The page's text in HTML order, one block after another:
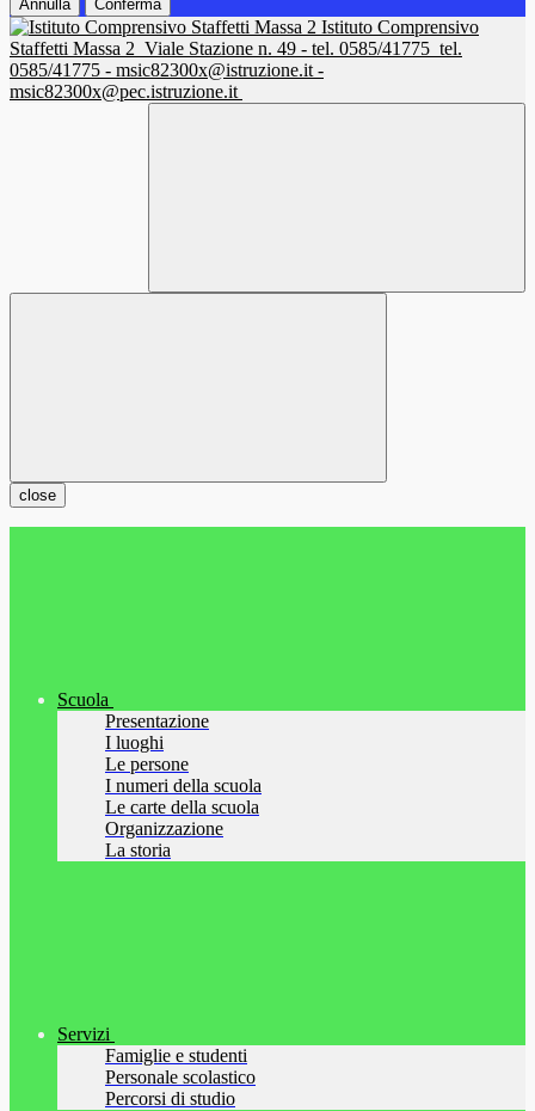
Annulla Conferma
Istituto Comprensivo
Staffetti Massa 2 Viale Stazione n. 49 - tel. 0585/41775 tel.
0585/41775 - msic82300x@istruzione.it -
msic82300x@pec.istruzione.it
close
Scuola
Presentazione
I luoghi
Le persone
I numeri della scuola
Le carte della scuola
Organizzazione
La storia
Servizi
Famiglie e studenti
Personale scolastico
Percorsi di studio